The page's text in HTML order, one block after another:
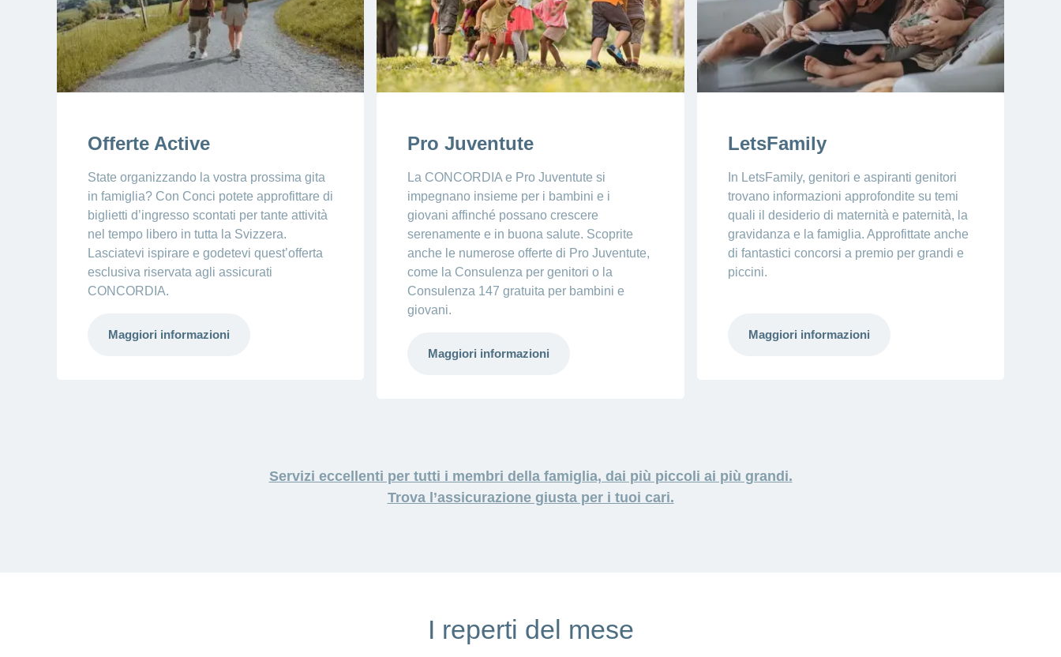
Offerte Active
State organizzando la vostra prossima gita
in famiglia? Con Conci potete approfittare di
biglietti d’ingresso scontati per tante attività
nel tempo libero in tutta la Svizzera.
Lasciatevi ispirare e godetevi quest’offerta
esclusiva riservata agli assicurati
CONCORDIA.
Maggiori informazioni
Pro Juventute
La CONCORDIA e Pro Juventute si
impegnano insieme per i bambini e i
giovani affinché possano crescere
serenamente e in buona salute. Scoprite
anche le numerose offerte di Pro Juventute,
come la Consulenza per genitori o la
Consulenza 147 gratuita per bambini e
giovani.
Maggiori informazioni
LetsFamily
In LetsFamily, genitori e aspiranti genitori
trovano informazioni approfondite su temi
quali il desiderio di maternità e paternità, la
gravidanza e la famiglia. Approfittate anche
di fantastici concorsi a premio per grandi e
piccini.
Maggiori informazioni
Servizi eccellenti per tutti i membri della famiglia, dai più piccoli ai più grandi.
Trova l’assicurazione giusta per i tuoi cari.
I reperti del mese